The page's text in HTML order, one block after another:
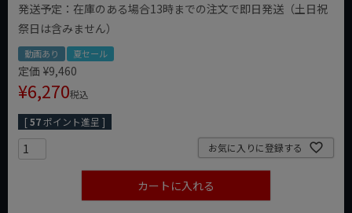
発送予定：在庫のある場合13時までの注文で即日発送（土日祝
祭日は含みません）
動画あり 夏セール
定価 ¥9,460
¥6,270税込
[57ポイント進呈 ]
お気に入りに登録する
カートに入れる